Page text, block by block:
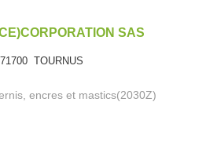
SAS
TOURNUS
encres et mastics(2030Z)